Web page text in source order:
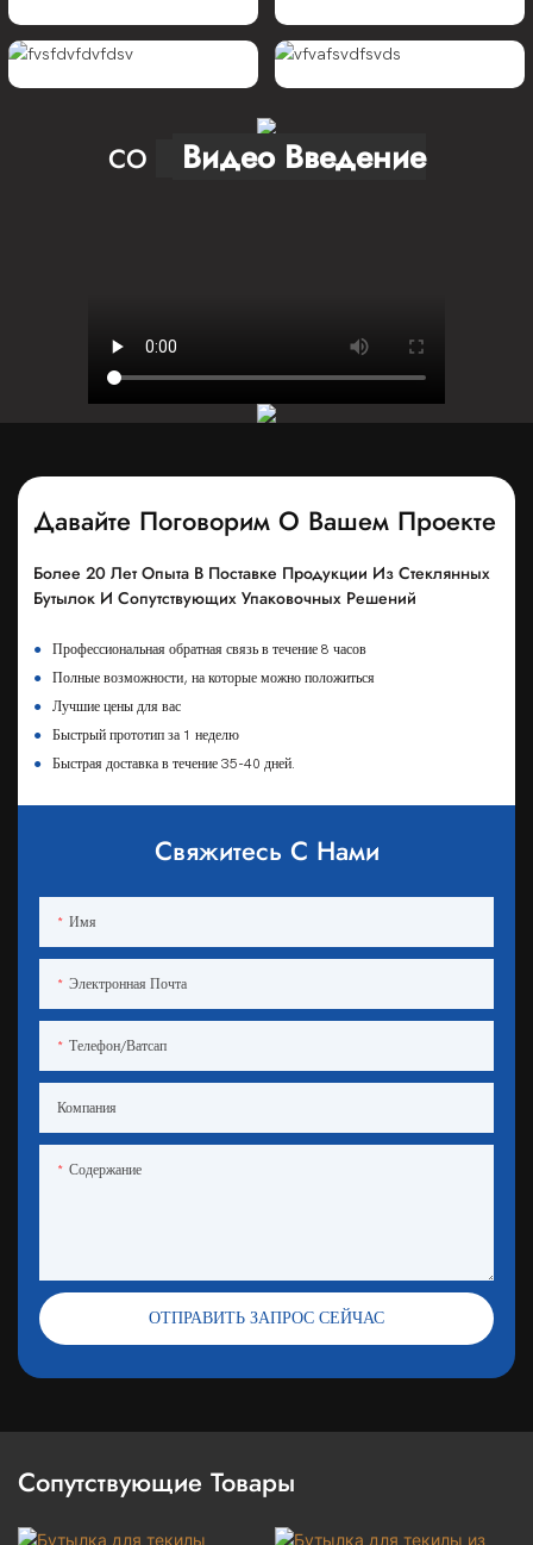
CO Видео Введение
Давайте Поговорим О Вашем Проекте
Более 20 Лет Опыта В Поставке Продукции Из Стеклянных
Бутылок И Сопутствующих Упаковочных Решений
●
Профессиональная обратная связь в течение 8 часов
●
Полные возможности, на которые можно положиться
●
Лучшие цены для вас
●
Быстрый прототип за 1 неделю
●
Быстрая доставка в течение 35-40 дней.
Свяжитесь С Нами
Имя
Электронная Почта
Телефон/ватсап
Компания
Содержание
ОТПРАВИТЬ ЗАПРОС СЕЙЧАС
Сопутствующие Товары